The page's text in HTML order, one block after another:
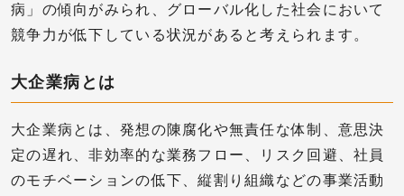
病」の傾向がみられ、グローバル化した社会において
競争力が低下している状況があると考えられます。
大企業病とは
大企業病とは、発想の陳腐化や無責任な体制、意思決
定の遅れ、非効率的な業務フロー、リスク回避、社員
のモチベーションの低下、縦割り組織などの事業活動